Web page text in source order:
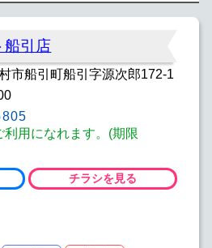
船引店
市船引町船引字源次郎172-1
利用になれます。(期限
チラシを見る